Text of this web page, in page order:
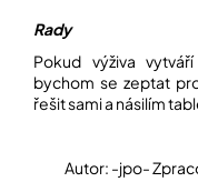
Rady
Pokud výživa
bychom se zeptat
řešit sami a násilím
Autor: -jpo-